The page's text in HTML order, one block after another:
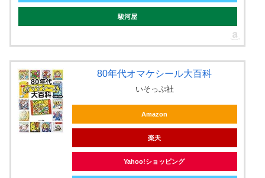
駿河屋
80年代オマケシール大百科
いそっぷ社
Amazon
楽天
Yahoo!ショッピング